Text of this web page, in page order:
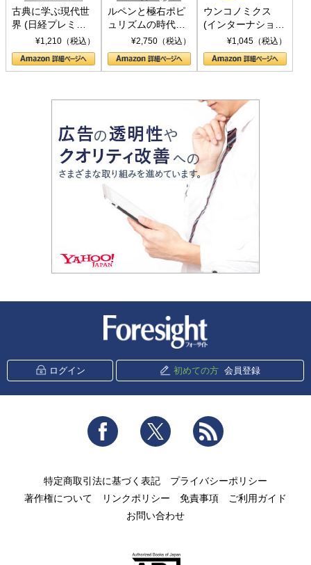
古典に学ぶ現代世
界 (日経プレミア
シリーズ)¥1,210（税込）
ルペンと極右ポピ
ュリズムの時代：
〈ヤヌス〉の二つ
の顔
¥2,750（税込）
ウンコノミクス
(インターナショナ
ル新書)¥1,045（税込）
ログイン 初めての方 会員登録
Facebook Twitter
特定商取引法に基づく表記
プライバシーポリシー
著作権について
リンクポリシー 免責事項
ご利用ガイド
お問い合わせ